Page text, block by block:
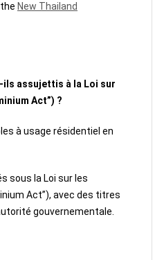
New Thailand
assujettis à la Loi sur
Act”) ?
à usage résidentiel en
sous la Loi sur les
Act”), avec des titres
gouvernementale.